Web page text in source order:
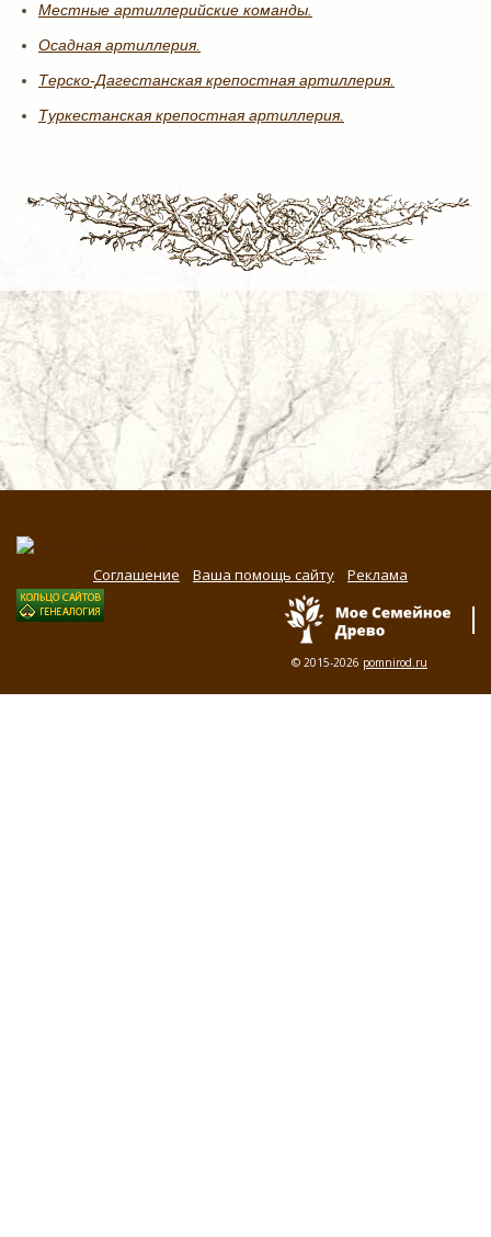
Местные артиллерийские команды.
Осадная артиллерия.
Терско-Дагестанская крепостная артиллерия.
Туркестанская крепостная артиллерия.
Соглашение Ваша помощь сайту Реклама
© 2015-2026 pomnirod.ru